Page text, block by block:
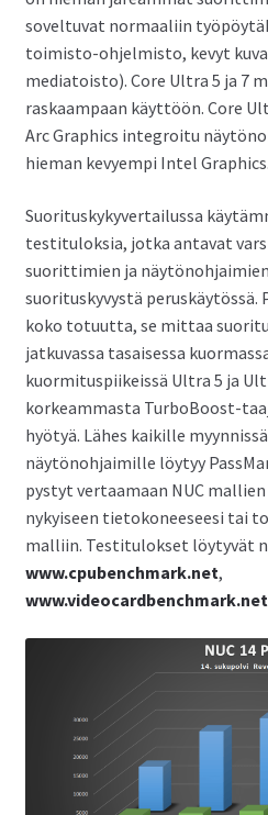
soveltuvat normaaliin
toimisto-ohjelmisto, kevyt
mediatoisto). Core Ultra 5 ja 7
raskaampaan käyttöön. Core
Arc Graphics integroitu
hieman kevyempi Intel Graphics.
Suorituskykyvertailussa
testituloksia, jotka antavat
suorittimien ja
suorituskyvystä peruskäytössä.
koko totuutta, se mittaa
jatkuvassa tasaisessa
kuormituspiikeissä Ultra 5 ja
korkeammasta TurboBoost-
hyötyä. Lähes kaikille
näytönohjaimille löytyy
pystyt vertaamaan NUC
nykyiseen tietokoneeseesi tai
malliin. Testitulokset löytyvät
www.cpubenchmark.net,
www.videocardbenchmark.net